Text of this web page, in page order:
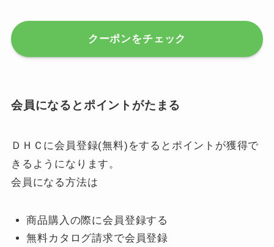
クーポンをチェック
会員になるとポイントがたまる
ＤＨＣに会員登録(無料)をするとポイントが獲得で
きるようになります。
会員になる方法は
商品購入の際に会員登録する
無料カタログ請求で会員登録